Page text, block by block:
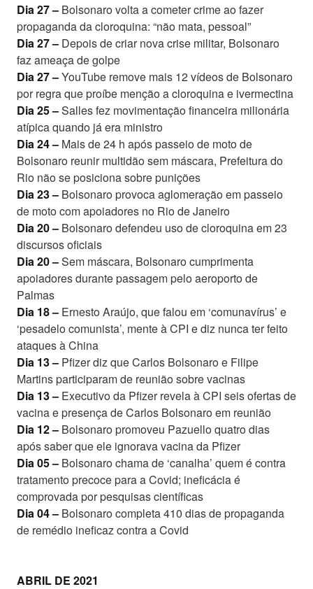
Dia 27 – Bolsonaro volta a cometer crime ao fazer
propaganda da cloroquina: “não mata, pessoal”
Dia 27 – Depois de criar nova crise militar, Bolsonaro
faz ameaça de golpe
Dia 27 –YouTube remove mais 12 vídeos de Bolsonaro
por regra que proíbe menção a cloroquina e ivermectina
Dia 25 –Salles fez movimentação financeira milionária
atípica quando já era ministro
Dia 24 – Mais de 24 h após passeio de moto de
Bolsonaro reunir multidão sem máscara, Prefeitura do
Rio não se posiciona sobre punições
Dia 23 – Bolsonaro provoca aglomeração em passeio
de moto com apoiadores no Rio de Janeiro
Dia 20 – Bolsonaro defendeu uso de cloroquina em 23
discursos oficiais
Dia 20 –Sem máscara, Bolsonaro cumprimenta
apoiadores durante passagem pelo aeroporto de
Palmas
Dia 18 – Ernesto Araújo, que falou em ‘comunavírus’ e
‘pesadelo comunista’, mente à CPI e diz nunca ter feito
ataques à China
Dia 13 – Pfizer diz que Carlos Bolsonaro e Filipe
Martins participaram de reunião sobre vacinas
Dia 13 – Executivo da Pfizer revela à CPI seis ofertas de
vacina e presença de Carlos Bolsonaro em reunião
Dia 12 – Bolsonaro promoveu Pazuello quatro dias
após saber que ele ignorava vacina da Pfizer
Dia 05 – Bolsonaro chama de ‘canalha’ quem é contra
tratamento precoce para a Covid; ineficácia é
comprovada por pesquisas científicas
Dia 04 – Bolsonaro completa 410 dias de propaganda
de remédio ineficaz contra a Covid
ABRIL DE 2021